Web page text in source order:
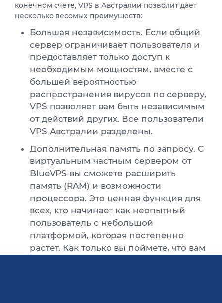
конечном счете, VPS в Австралии позволит дает
несколько весомых преимуществ:
Большая независимость. Если общий
сервер ограничивает пользователя и
предоставляет только доступ к
необходимым мощностям, вместе с
большей вероятностью
распространения вирусов по серверу,
VPS позволяет вам быть независимым
от действий других. Все пользователи
VPS Австралии разделены.
Дополнительная память по запросу. С
виртуальным частным сервером от
BlueVPS вы сможете расширить
память (RAM) и возможности
процессора. Это ценная функция для
всех, кто начинает как неопытный
пользователь с небольшой
платформой, которая постепенно
растет. Как только вы поймете, что вам